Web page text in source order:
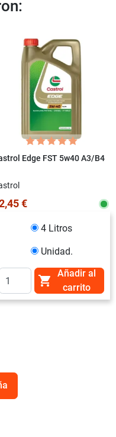
Edge FST 5w40 A3/B4
€
4 Litros
Unidad.

Añadir al
carrito